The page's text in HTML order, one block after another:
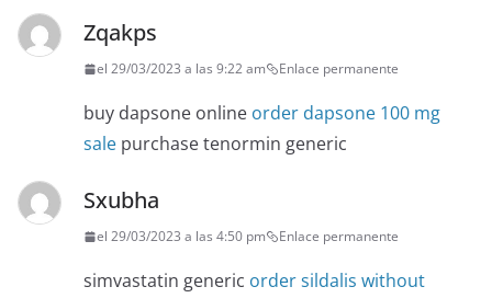
Zqakps
el 29/03/2023 a las 9:22 am Enlace permanente
buy dapsone online order dapsone 100 mg
sale purchase tenormin generic
Sxubha
el 29/03/2023 a las 4:50 pm Enlace permanente
simvastatin generic order sildalis without